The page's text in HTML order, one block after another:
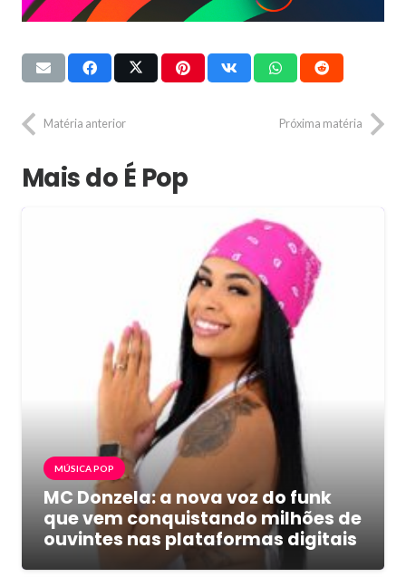
Matéria anterior Próxima matéria
Mais do É Pop
MÚSICA POP
MC Donzela: a nova voz do funk
que vem conquistando milhões de
ouvintes nas plataformas digitais